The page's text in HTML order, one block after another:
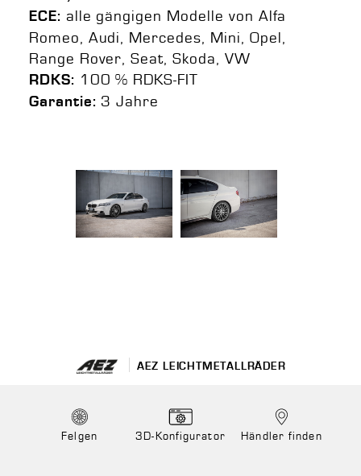
ECE: alle gängigen Modelle von Alfa
Romeo, Audi, Mercedes, Mini, Opel,
Range Rover, Seat, Skoda, VW
RDKS: 100 % RDKS-FIT
Garantie: 3 Jahre
AEZ LEICHTMETALLRÄDER
Felgen 3D-Konfigurator Händler finden